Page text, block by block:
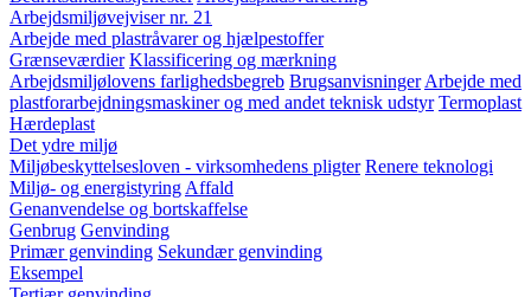
Arbejdsmiljøvejviser nr. 21
Arbejde med plastråvarer og hjælpestoffer
Grænseværdier Klassificering og mærkning
Arbejdsmiljølovens farlighedsbegreb Brugsanvisninger Arbejde med
plastforarbejdningsmaskiner og med andet teknisk udstyr Termoplast
Hærdeplast
Det ydre miljø
Miljøbeskyttelsesloven - virksomhedens pligter Renere teknologi
Miljø- og energistyring Affald
Genanvendelse og bortskaffelse
Genbrug Genvinding
Primær genvinding Sekundær genvinding
Eksempel